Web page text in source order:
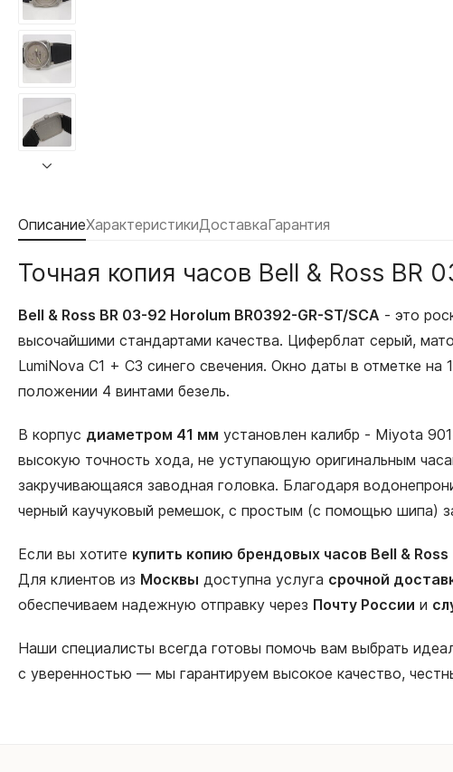
ОписаниеХарактеристикиДоставкаГарантия
Точная копия часов Bell & Ross BR
Bell & Ross BR 03-92 Horolum BR0392-GR-ST/SCA - это
высочайшими стандартами качества. Циферблат серый,
LumiNova С1 + С3 синего свечения. Окно даты в отметке
положении 4 винтами безель.
В корпус диаметром 41 мм установлен калибр - Miyota
высокую точность хода, не уступающую оригинальным
закручивающаяся заводная головка. Благодаря
черный каучуковый ремешок, с простым (с помощью шипа)
Если вы хотите купить копию брендовых часов Bell & Ross
Для клиентов из Москвы доступна услуга срочной
обеспечиваем надежную отправку через Почту России и
Наши специалисты всегда готовы помочь вам выбрать
с уверенностью — мы гарантируем высокое качество,